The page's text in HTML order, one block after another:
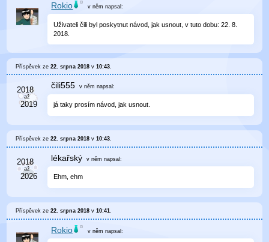
Rokio v němnapsal:
Uživateli čili byl poskytnut návod, jak usnout, v tuto dobu: 22. 8.
2018.
Příspěvek ze22. srpna 2018 v10:43
čili555 v něm napsal:
já taky prosím návod, jak usnout.
Příspěvek ze22. srpna 2018 v10:43
lékařský v něm napsal:
Ehm, ehm
Příspěvek ze22. srpna 2018 v10:41.
Rokio v němnapsal: